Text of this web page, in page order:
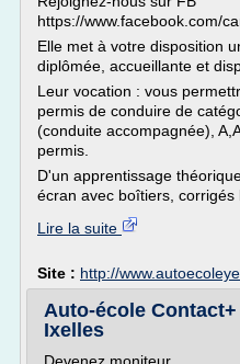
https://www.facebook.com/
Elle met à votre disposition
diplômée, accueillante et
Leur vocation : vous
permis de conduire de
(conduite accompagnée),
permis.
D'un apprentissage
écran avec boîtiers, corrigés
Lire la suite
Site : http://
Auto-école
Ixelles